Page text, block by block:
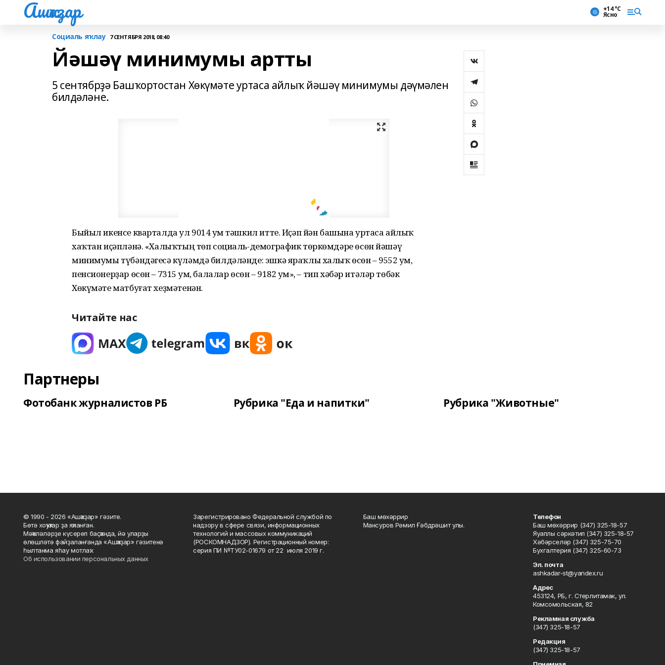
Ашҡаҙар +14 °С
Ясно
Социаль яҡлау 7 СЕНТЯБРЯ 2018, 08:40
Йәшәү минимумы артты
5 сентябрҙә Башҡортостан Хөкүмәте уртаса айлыҡ йәшәү минимумы дәүмәлен
билдәләне.
Быйыл икенсе кварталда ул 9014 һум тәшкил итте. Иҫәп йән башына уртаса айлыҡ
хаҡтан иҫәпләнә. «Халыҡтың төп социаль-демографик төркөмдәре өсөн йәшәү
минимумы түбәндәгесә күләмдә билдәләнде: эшкә яраҡлы халыҡ өсөн – 9552 һум,
пенсионерҙар өсөн – 7315 һум, балалар өсөн – 9182 һум», – тип хәбәр итәләр төбәк
Хөкүмәте матбуғат хеҙмәтенән.
Читайте нас
Партнеры
Фотобанк журналистов РБ Рубрика "Еда и напитки" Рубрика "Животные"
© 1990 - 2026 «Ашҡаҙар» гәзите.
Бөтә хоҡуҡтар ҙа яҡланған.
Мәҡәләләрҙе күсереп баҫҡанда, йә уларҙы
өлөшләтә файҙаланғанда «Ашҡаҙар» гәзитенә
һылтанма яһау мотлаҡ.
Об использовании персональных данных
Зарегистрировано Федеральной службой по
надзору в сфере связи, информационных
технологий и массовых коммуникаций
(РОСКОМНАДЗОР). Регистрационный номер:
серия ПИ №ТУ02-01679 от 22 июля 2019 г.
Баш мөхәррир
Мансуров Рәмил Ғәбдрәшит улы.
Телефон
Баш мөхәррир (347) 325-18-57
Яуаплы сәркәтип (347) 325-18-57
Хәбәрселәр (347) 325-75-70
Бухгалтерия (347) 325-60-73
Эл. почта
ashkadar-st@yandex.ru
Адрес
453124, РБ, г. Стерлитамак, ул.
Комсомольская, 82
Рекламная служба
(347) 325-18-57
Редакция
(347) 325-18-57